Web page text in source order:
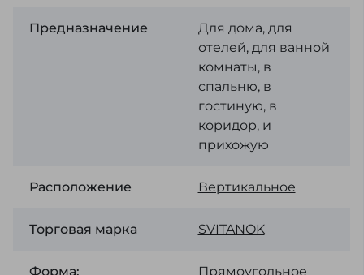
Предназначение
Для дома, для
отелей, для ванной
комнаты, в
спальню, в
гостиную, в
коридор, и
прихожую
Расположение Вертикальное
Торговая марка SVІTANOK
Форма: Прямоугольное